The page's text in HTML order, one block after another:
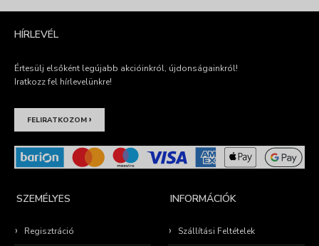
HÍRLEVÉL
Értesülj elsőként legújabb akcióinkról, újdonságainkról!
Iratkozz fel hírlevelünkre!
FELIRATKOZOM ›
SZEMÉLYES
Regisztráció
INFORMÁCIÓK
Szállítási Feltételek